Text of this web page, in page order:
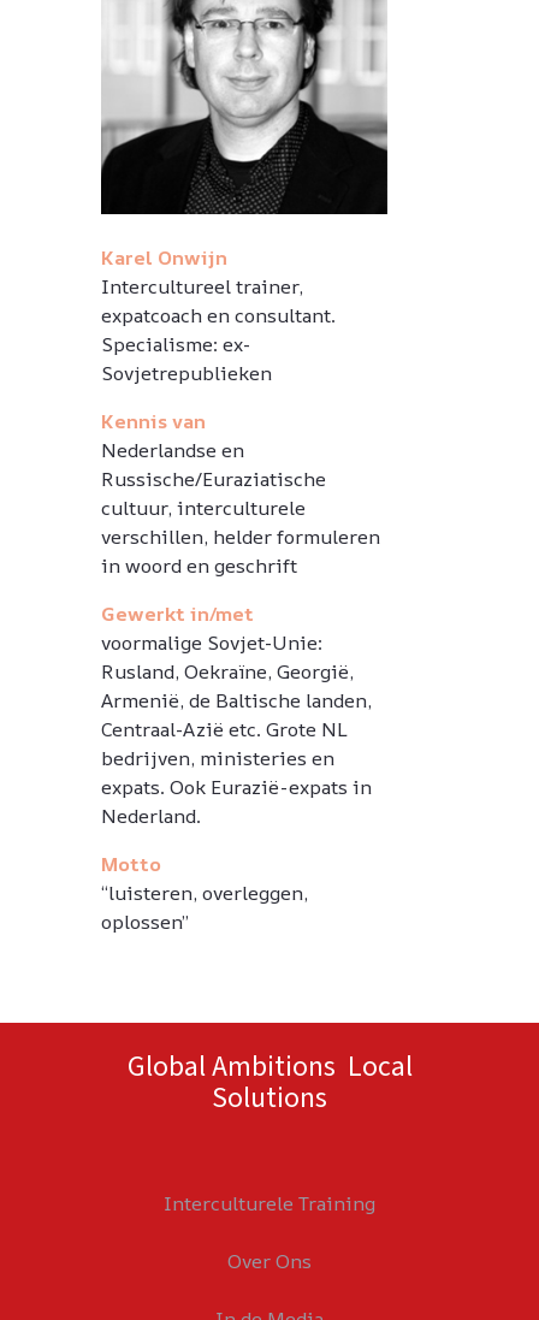
Karel Onwijn
Intercultureel trainer,
expatcoach en consultant.
Specialisme: ex-
Sovjetrepublieken
Kennis van
Nederlandse en
Russische/Euraziatische
cultuur, interculturele
verschillen, helder formuleren
in woord en geschrift
Gewerkt in/met
voormalige Sovjet-Unie:
Rusland, Oekraïne, Georgië,
Armenië, de Baltische landen,
Centraal-Azië etc. Grote NL
bedrijven, ministeries en
expats. Ook Eurazië-expats in
Nederland.
Motto
“luisteren, overleggen,
oplossen”
Global Ambitions Local
Solutions
Interculturele Training
Over Ons